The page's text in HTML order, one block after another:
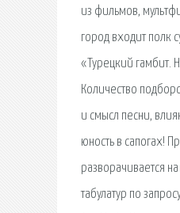
из фильмов,
город входит полк
«Турецкий гамбит.
Количество
и смысл песни,
юность в сапогах!
разворачивается
табулатур по